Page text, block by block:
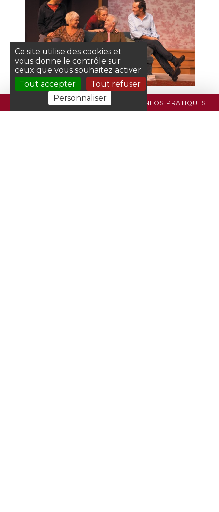
PROGRAMME BILLETTERIE INFOS PRATIQUES
Ce site utilise des cookies et
vous donne le contrôle sur
ceux que vous souhaitez activer
Tout accepter
Tout refuser
Personnaliser